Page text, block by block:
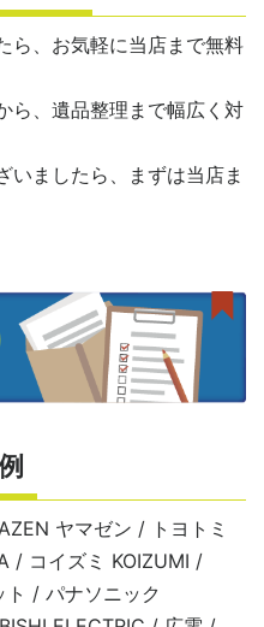
ら、お気軽に当店まで無料
ら、遺品整理まで幅広く対
いましたら、まずは当店ま
ヤマゼン / トヨトミ
/ コイズミ KOIZUMI /
/ パナソニック